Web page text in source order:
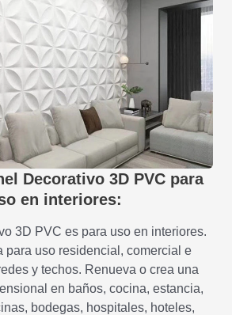
Decorativo 3D PVC para
en interiores:
3D PVC es para uso en interiores.
para uso residencial, comercial e
y techos. Renueva o crea una
en baños, cocina, estancia,
bodegas, hospitales, hoteles,